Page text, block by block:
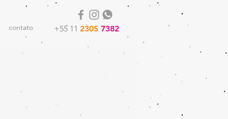
contato +55 11 2305 7382